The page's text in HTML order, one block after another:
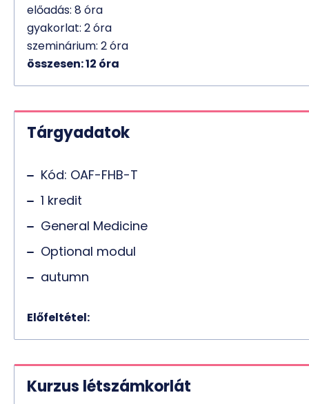
előadás: 8 óra
gyakorlat: 2 óra
szeminárium: 2 óra
összesen: 12 óra
Tárgyadatok
Kód: OAF-FHB-T
1 kredit
General Medicine
Optional modul
autumn
Előfeltétel:
Kurzus létszámkorlát